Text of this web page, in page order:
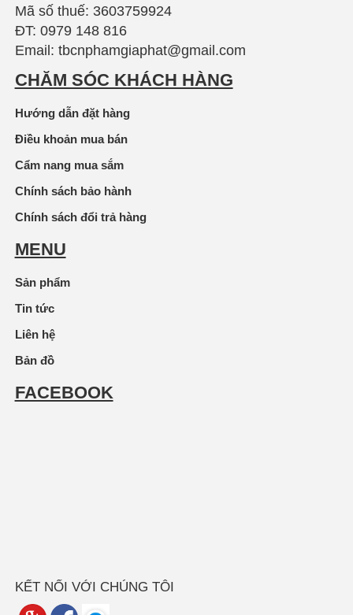
Mã số thuế: 3603759924
ĐT: 0979 148 816
Email: tbcnphamgiaphat@gmail.com
CHĂM SÓC KHÁCH HÀNG
Hướng dẫn đặt hàng
Điều khoản mua bán
Cẩm nang mua sắm
Chính sách bảo hành
Chính sách đổi trả hàng
MENU
Sản phẩm
Tin tức
Liên hệ
Bản đồ
FACEBOOK
KẾT NỐI VỚI CHÚNG TÔI